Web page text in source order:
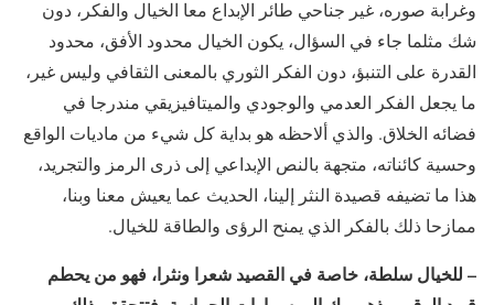
وغرابة صوره، غير جناحي طائر الإبداع معا الخيال والفكر، دون
شك مثلما جاء في السؤال، يكون الخيال محدود الأفق، محدود
القدرة على التنبؤ، دون الفكر الثوري بالمعنى الثقافي وليس غير،
ما يجعل الفكر العدمي والوجودي والميتافيزيقي مندرجا في
فضائه الخلاق. والذي ألاحظه هو بداية كل شيء من ماديات الواقع
وحسية كائناته، متجهة بالنص الإبداعي إلى ذرى الرمز والتجريد،
هذا ما تضيفه قصيدة النثر إلينا، الحديث عما يعيش معنا وبنا،
ممازحا ذلك بالفكر الذي يمنح الرؤى والطاقة للخيال.
– للخيال سلطة، خاصة في القصيد شعرا ونثرا، فهو من يحطم